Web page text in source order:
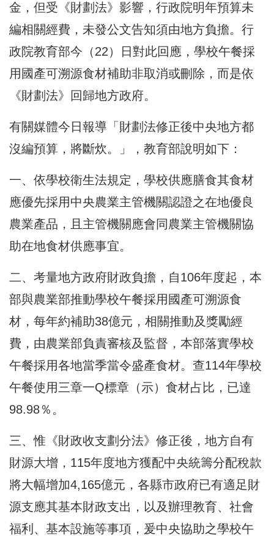
金，但受《財劃法》影響，行政院明年預算未
編相關經費，未發公文告知須由地方負擔。行
政院教育部今（22）日對此回應，學校午餐採
用國產可溯源食材補助非取消或刪除，而是依
《財劃法》回歸地方政府。
有關媒體今日報導「財劃法修正後中央地方都
沒編預算，將斷炊。」，教育部說明如下：
一、依學校衛生法規定，學校供應膳食其食材
應優先採用中央農業主管機關認證之在地優良
農業產品，且主管機關應會同農業主管機關協
助在地食材供應事宜。
二、考量地方政府財政負擔，自106年度起，本
部與農業部推動學校午餐採用國產可溯源食
材，每年約補助38億元，相關推動及獎勵經
費，由農業部負責審核及監督，本部落實學校
午餐採用各地當季當令盛產食材。查114年學校
午餐使用三章一Q標章（示）食材占比，已達
98.98％。
三、惟《財政收支劃分法》修正後，地方自有
財源大增，115年度地方獲配中央統籌分配稅款
將大幅增加4,165億元，各縣市政府已有適足財
源支應其基本財政支出，以及辦理教育、社會
福利、基本設施等事項，爰中央協助之學校午